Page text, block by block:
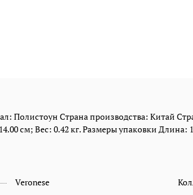
Полистоун Страна производства: Китай
см; Вес: 0.42 кг. Размеры упаковки Длина:
Veronese